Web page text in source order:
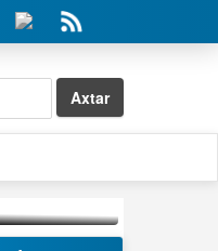
Axtar